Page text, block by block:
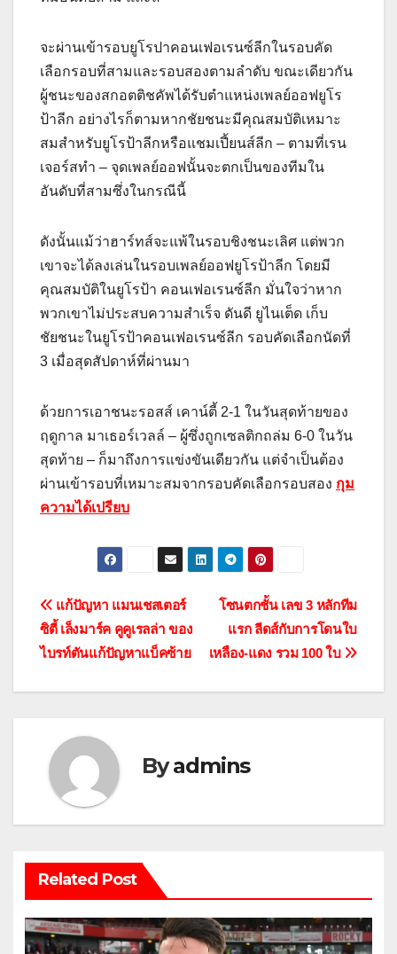
จะผ่านเข้ารอบยูโรปาคอนเฟอเรนซ์ลีกในรอบคัด
เลือกรอบที่สามและรอบสองตามลําดับ ขณะเดียวกัน
ผู้ชนะของสกอตติชคัพได้รับตําแหน่งเพลย์ออฟยูโร
ป้าลีก อย่างไรก็ตามหากชัยชนะมีคุณสมบัติเหมาะ
สมสําหรับยูโรป้าลีกหรือแชมเปี้ยนส์ลีก – ตามที่เรน
เจอร์สทํา – จุดเพลย์ออฟนั้นจะตกเป็นของทีมใน
อันดับที่สามซึ่งในกรณีนี้
ดังนั้นแม้ว่าฮาร์ทส์จะแพ้ในรอบชิงชนะเลิศ แต่พวก
เขาจะได้ลงเล่นในรอบเพลย์ออฟยูโรป้าลีก โดยมี
คุณสมบัติในยูโรป้า คอนเฟอเรนซ์ลีก มั่นใจว่าหาก
พวกเขาไม่ประสบความสําเร็จ ดันดี ยูไนเต็ด เก็บ
ชัยชนะในยูโรป้าคอนเฟอเรนซ์ลีก รอบคัดเลือกนัดที่
3 เมื่อสุดสัปดาห์ที่ผ่านมา
ด้วยการเอาชนะรอสส์ เคาน์ตี้ 2-1 ในวันสุดท้ายของ
ฤดูกาล มาเธอร์เวลล์ – ผู้ซึ่งถูกเซลติกถล่ม 6-0 ในวัน
สุดท้าย – ก็มาถึงการแข่งขันเดียวกัน แต่จําเป็นต้อง
ผ่านเข้ารอบที่เหมาะสมจากรอบคัดเลือกรอบสอง กุม
ความได้เปรียบ
แนะแนว
เรื่อง
โซนตกชั้น เลข 3 หลักทีม
แรก ลีดส์กับการโดนใบ
เหลือง-แดง รวม 100 ใบ
แก้ปัญหา แมนเชสเตอร์
ซิตี้ เล็งมาร์ค คูคูเรลล่า ของ
ไบรท์ตันแก้ปัญหาแบ็คซ้าย
Byadmins
Related Post